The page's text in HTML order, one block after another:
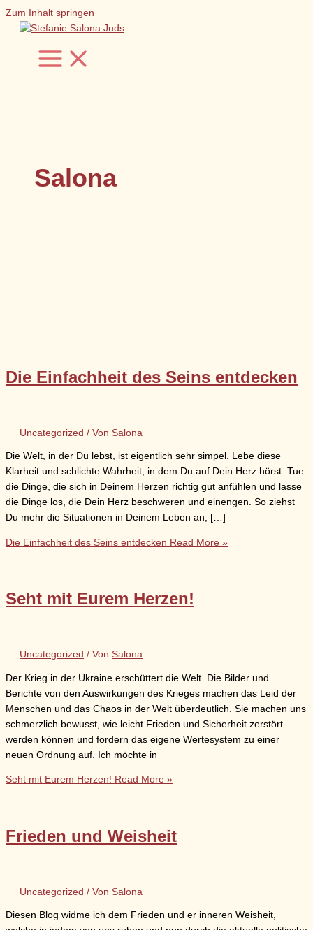
Zum Inhalt springen
Salona
Die Einfachheit des Seins entdecken
Uncategorized / Von Salona
Die Welt, in der Du lebst, ist eigentlich sehr simpel. Lebe diese
Klarheit und schlichte Wahrheit, in dem Du auf Dein Herz hörst. Tue
die Dinge, die sich in Deinem Herzen richtig gut anfühlen und lasse
die Dinge los, die Dein Herz beschweren und einengen. So ziehst
Du mehr die Situationen in Deinem Leben an, […]
Die Einfachheit des Seins entdecken Read More »
Seht mit Eurem Herzen!
Uncategorized / Von Salona
Der Krieg in der Ukraine erschüttert die Welt. Die Bilder und
Berichte von den Auswirkungen des Krieges machen das Leid der
Menschen und das Chaos in der Welt überdeutlich. Sie machen uns
schmerzlich bewusst, wie leicht Frieden und Sicherheit zerstört
werden können und fordern das eigene Wertesystem zu einer
neuen Ordnung auf. Ich möchte in
Seht mit Eurem Herzen! Read More »
Frieden und Weisheit
Uncategorized / Von Salona
Diesen Blog widme ich dem Frieden und er inneren Weisheit,